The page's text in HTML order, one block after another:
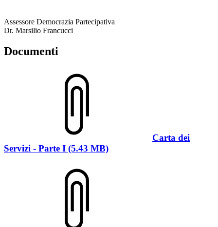
Assessore Democrazia Partecipativa
Dr. Marsilio Francucci
Documenti
Carta dei
Servizi - Parte I (5.43 MB)